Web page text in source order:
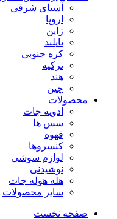
آسیای شرقی
اروپا
ژاپن
تایلند
کره جنوبی
ترکیه
هند
چین
محصولات
ادویه جات
سس ها
قهوه
کنسروها
لوازم سوشی
نوشیدنی
هله هوله جات
سایر محصولات
صفحه نخست